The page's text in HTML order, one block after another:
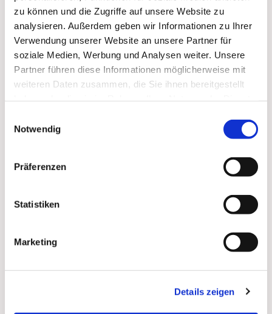
zu können und die Zugriffe auf unsere Website zu
analysieren. Außerdem geben wir Informationen zu Ihrer
Verwendung unserer Website an unsere Partner für
soziale Medien, Werbung und Analysen weiter. Unsere
Partner führen diese Informationen möglicherweise mit
weiteren Daten zusammen, die Sie ihnen bereitgestellt
Notwendig
Präferenzen
Statistiken
Marketing
Details zeigen
Lesehoreund dieLaudes. Dazu hören wir das
Tagesevangelium und verbleiben in 15 Minuten stiller
Meditation.
Mitbeten empfehlen wir stundengebet.de
iOS